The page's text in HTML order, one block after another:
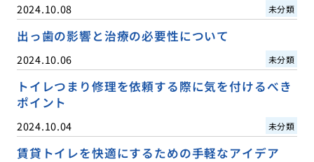
2024.10.08 未分類
出っ歯の影響と治療の必要性について
2024.10.06 未分類
トイレつまり修理を依頼する際に気を付けるべき
ポイント
2024.10.04 未分類
賃貸トイレを快適にするための手軽なアイデア